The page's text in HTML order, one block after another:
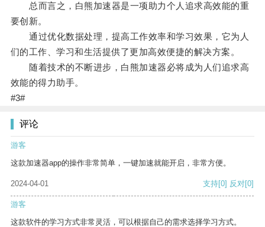
总而言之，白熊加速器是一项助力个人追求高效能的重
要创新。
通过优化数据处理，提高工作效率和学习效果，它为人
们的工作、学习和生活提供了更加高效便捷的解决方案。
随着技术的不断进步，白熊加速器必将成为人们追求高
效能的得力助手。
#3#
评论
游客
这款加速器app的操作非常简单，一键加速就能开启，非常方便。
2024-04-01 支持[0] 反对[0]
游客
这款软件的学习方式非常灵活，可以根据自己的需求选择学习方式。